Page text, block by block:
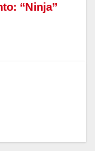
“Ninja”